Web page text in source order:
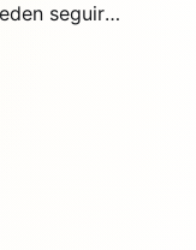
seguir